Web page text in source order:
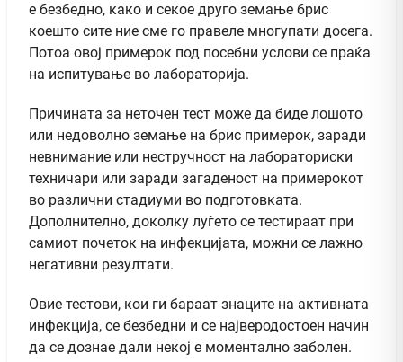
е безбедно, како и секое друго земање брис
коешто сите ние сме го правеле многупати досега.
Потоа овој примерок под посебни услови се праќа
на испитување во лабораторија.
Причината за неточен тест може да биде лошото
или недоволно земање на брис примерок, заради
невнимание или нестручност на лабораториски
техничари или заради загаденост на примерокот
во различни стадиуми во подготовката.
Дополнително, доколку луѓето се тестираат при
самиот почеток на инфекцијата, можни се лажно
негативни резултати.
Овие тестови, кои ги бараат знаците на активната
инфекција, се безбедни и се најверодостоен начин
да се дознае дали некој е моментално заболен.